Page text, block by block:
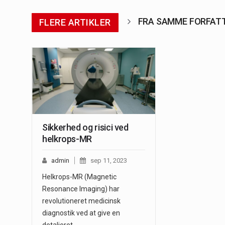
FLERE ARTIKLER FRA SAMME
Sikkerhed og risici ved
helkrops-MR
admin sep 11, 2023
Helkrops-MR (Magnetic
Resonance Imaging) har
revolutioneret medicinsk
diagnostik ved at give en